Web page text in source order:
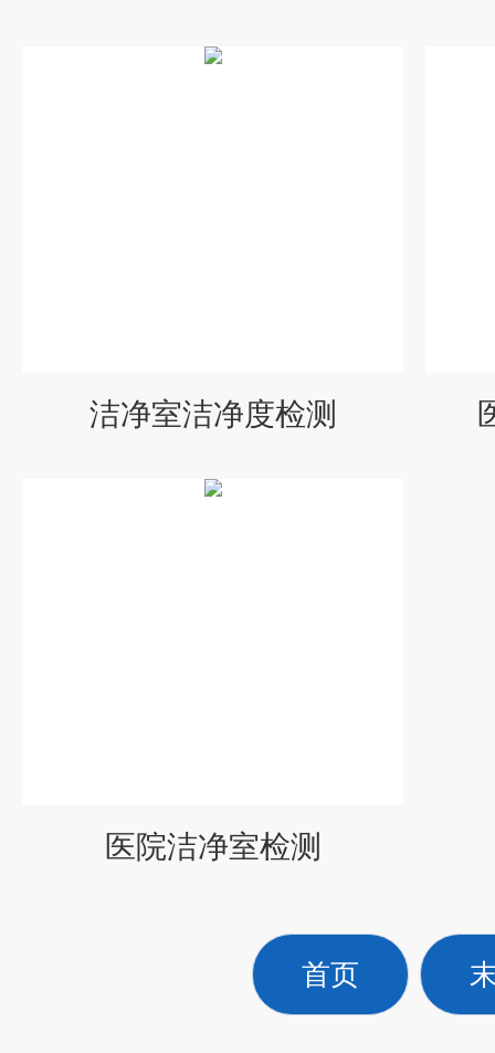
洁净室洁净度检测
医院洁净室检测
首页